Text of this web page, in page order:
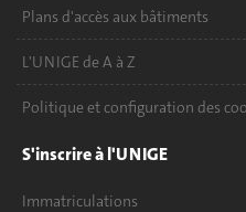
Plans d'accès aux bâtiments
L'UNIGE de A à Z
Politique et configuration des
S'inscrire à l'UNIGE
Immatriculations